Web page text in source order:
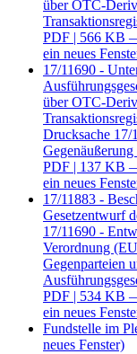
über OTC-
PDF | 566 KB
ein neues
17/11690 -
über OTC-
Drucksache 17/
PDF | 137 KB
ein neues
17/11883 -
Gesetzentwurf
17/11690 -
Verordnung
Gegenparteien
PDF | 534 KB
ein neues
Fundstelle im
neues Fenster)